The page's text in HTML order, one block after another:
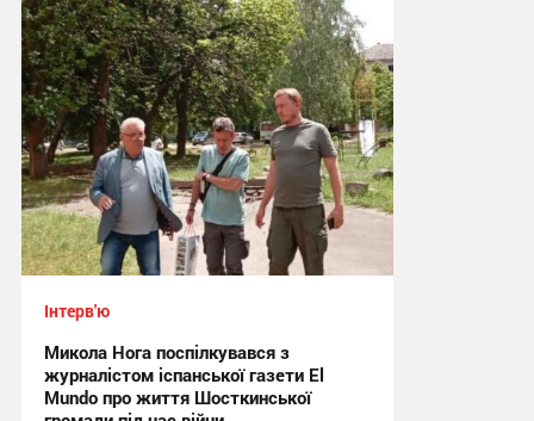
13:30, 30.06.2026
Інтерв'ю
Микола Нога поспілкувався з
журналістом іспанської газети El
Mundo про життя Шосткинської